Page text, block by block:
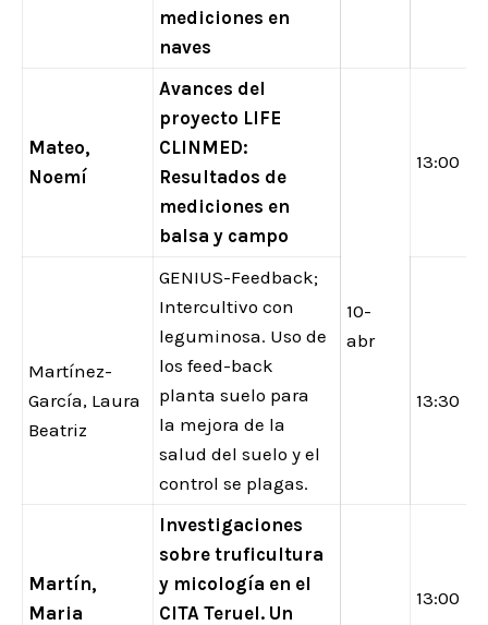
mediciones en
naves
Mateo,
Noemí
Avances del
proyecto LIFE
CLINMED:
Resultados de
mediciones en
balsa y campo
10-
abr
13:00
Martínez-
García, Laura
Beatriz
GENIUS-Feedback;
Intercultivo con
leguminosa. Uso de
los feed-back
planta suelo para
la mejora de la
salud del suelo y el
control se plagas.
13:30
Martín,
Maria
Investigaciones
sobre truficultura
y micología en el
CITA Teruel. Un
13:00